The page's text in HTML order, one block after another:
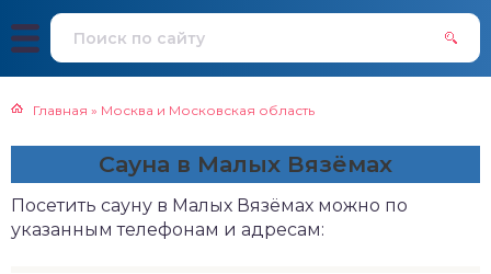
Главная » Москва и Московская область
Сауна в Малых Вязёмах
Посетить сауну в Малых Вязёмах можно по
указанным телефонам и адресам: